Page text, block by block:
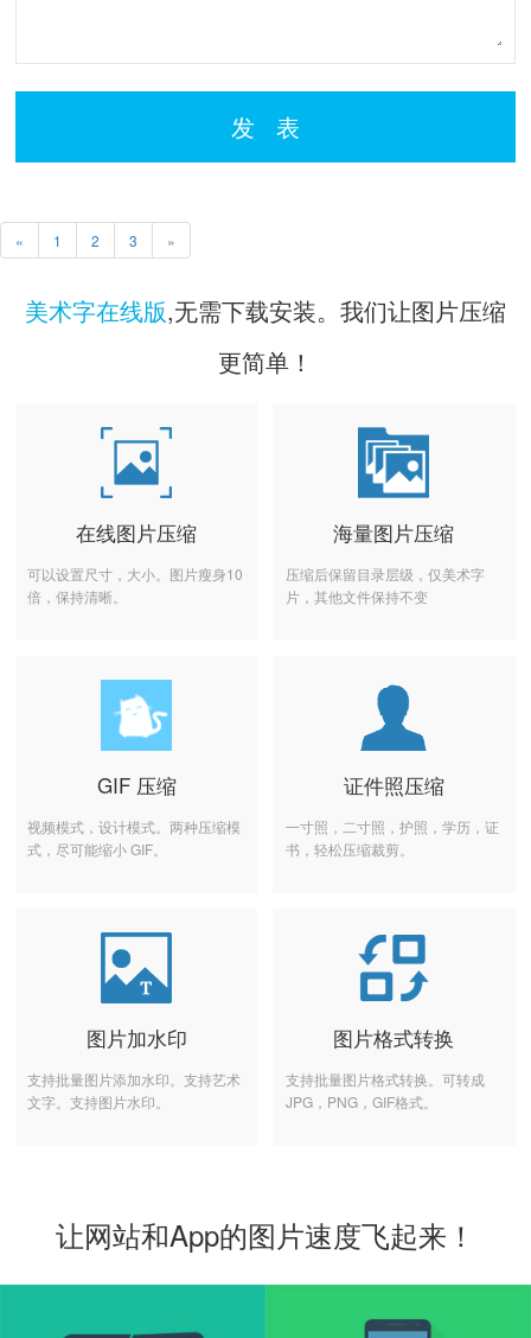
发 表
« 1 2 3 »
美术字在线版,无需下载安装。我们让图片压缩
更简单！
在线图片压缩
可以设置尺寸，大小。图片瘦身10
倍，保持清晰。
海量图片压缩
压缩后保留目录层级，仅美术字
片，其他文件保持不变
GIF 压缩
视频模式，设计模式。两种压缩模
式，尽可能缩小 GIF。
证件照压缩
一寸照，二寸照，护照，学历，证
书，轻松压缩裁剪。
图片加水印
支持批量图片添加水印。支持艺术
文字。支持图片水印。
图片格式转换
支持批量图片格式转换。可转成
JPG，PNG，GIF格式。
让网站和App的图片速度飞起来！